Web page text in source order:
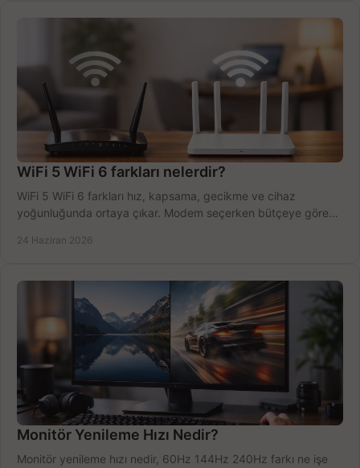
WiFi 5 WiFi 6 farkları nelerdir?
WiFi 5 WiFi 6 farkları hız, kapsama, gecikme ve cihaz
yoğunluğunda ortaya çıkar. Modem seçerken bütçeye göre
24 Haziran 2026
Monitör Yenileme Hızı Nedir?
Monitör yenileme hızı nedir, 60Hz 144Hz 240Hz farkı ne işe